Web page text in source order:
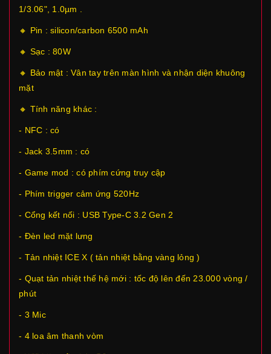
1/3.06", 1.0µm .
🔸 Pin : silicon/carbon 6500 mAh
🔸 Sạc : 80W
🔸 Bảo mật : Vân tay trên màn hình và nhận diện khuông
mặt
🔸 Tính năng khác :
- NFC : có
- Jack 3.5mm : có
- Game mod : có phím cứng truy cập
- Phím trigger cảm ứng 520Hz
- Cổng kết nối : USB Type-C 3.2 Gen 2
- Đèn led mặt lưng
- Tản nhiệt ICE X ( tản nhiệt bằng vàng lỏng )
- Quạt tản nhiệt thế hệ mới : tốc độ lên đến 23.000 vòng /
phút
- 3 Mic
- 4 loa âm thanh vòm